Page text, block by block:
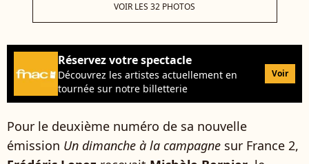
VOIR LES 32 PHOTOS
Réservez votre spectacle
Découvrez les artistes actuellement en
tournée sur notre billetterie
Voir
Pour le deuxième numéro de sa nouvelle
émission Un dimanche à la campagne sur France 2,